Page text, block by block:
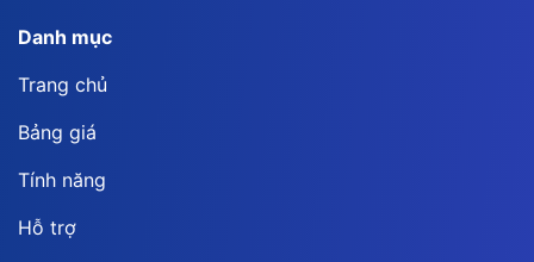
Danh mục
Trang chủ
Bảng giá
Tính năng
Hỗ trợ